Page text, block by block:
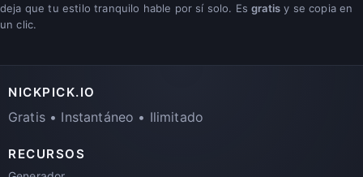
deja que tu estilo tranquilo hable por sí solo. Esgratis y se copia en
un clic.
NICKPICK.IO
Gratis • Instantáneo • Ilimitado
RECURSOS